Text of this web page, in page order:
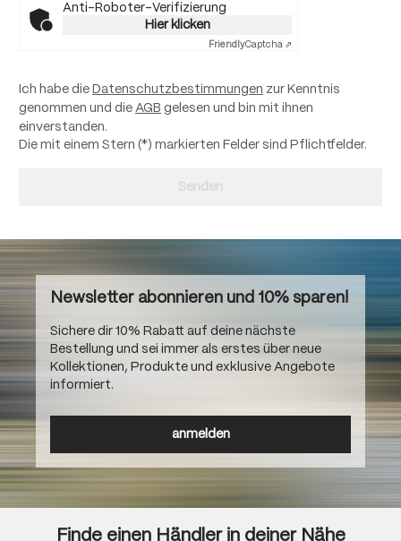
Anti-Roboter-Verifizierung
Hier klicken
FriendlyCaptcha ⇗
Ich habe die Datenschutzbestimmungen zur Kenntnis
genommen und die AGB gelesen und bin mit ihnen
einverstanden.
Die mit einem Stern (*) markierten Felder sind Pflichtfelder.
Senden
Newsletter abonnieren und 10% sparen!
Sichere dir 10% Rabatt auf deine nächste
Bestellung und sei immer als erstes über neue
Kollektionen, Produkte und exklusive Angebote
informiert.
anmelden
Finde einen Händler in deiner Nähe